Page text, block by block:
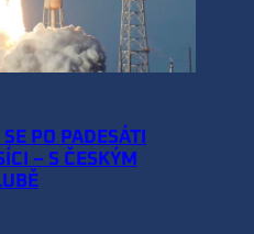
PO PADESÁTI
– S ČESKÝM